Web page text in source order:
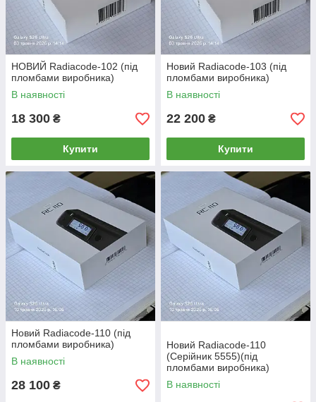
НОВИЙ Radiacode-102 (під
пломбами виробника)
В наявності
18 300 ₴
Купити
Новий Radiacode-103 (під
пломбами виробника)
В наявності
22 200 ₴
Купити
Новий Radiacode-110 (під
пломбами виробника)
В наявності
28 100 ₴
Новий Radiacode-110
(Серійник 5555)(під
пломбами виробника)
В наявності